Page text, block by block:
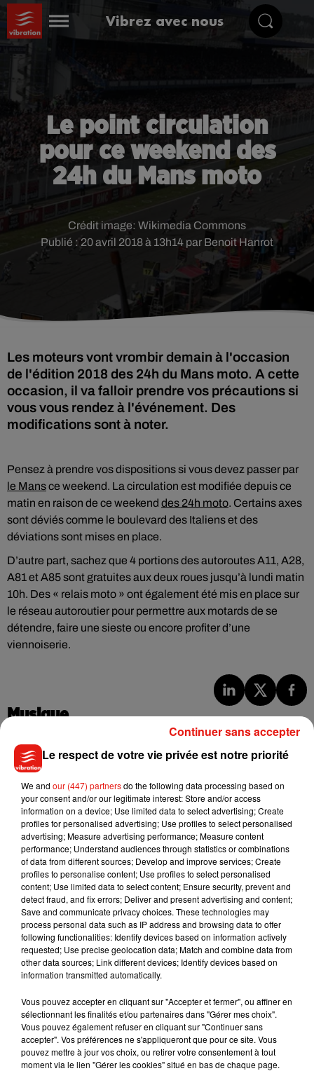
Vibrez avec nous
Le point circulation
pour ce weekend des
24h du Mans moto
Publié : 20 avril 2018 à 13h14 par Benoit Hanrot
Crédit image: Wikimedia Commons
Les moteurs vont vrombir demain à l'occasion
de l'édition 2018 des 24h du Mans moto. A cette
occasion, il va falloir prendre vos précautions si
vous vous rendez à l'événement. Des
modifications sont à noter.
Pensez à prendre vos dispositions si vous devez passer par
le Mansce weekend. La circulation est modifiée depuis ce
matin en raison de ce weekend des 24h moto. Certains axes
sont déviés comme le boulevard des Italiens et des
déviations sont mises en place.
D’autre part, sachez que 4 portions des autoroutes A11, A28,
A81 et A85 sont gratuites aux deux roues jusqu’à lundi matin
10h. Des « relais moto » ont également été mis en place sur
le réseau autoroutier pour permettre aux motards de se
détendre, faire une sieste ou encore profiter d’une
viennoiserie.
Musique
7 août 2026
Julien Lieb s’essaye à la vie de chatelain
7 août 2026
Madonna sort enfin le remix de « Love
Sensation » avec Kylie Minogue
7 août 2026
Tayc et Didi B dévoilent le single le plus
dansant de l’année
7 août 2026
Angèle et Amélie Lens dévoilent leur
collaboration tant attendue
Le respect de votre vie privée est notre priorité
We and our (447) partnersdo the following data processing based on
your consent and/or our legitimate interest: Store and/or access
information on a device; Use limited data to select advertising; Create
profiles for personalised advertising; Use profiles to select personalised
advertising; Measure advertising performance; Measure content
performance; Understand audiences through statistics or combinations
of data from different sources; Develop and improve services; Create
profiles to personalise content; Use profiles to select personalised
content; Use limited data to select content; Ensure security, prevent and
detect fraud, and fix errors; Deliver and present advertising and content;
Save and communicate privacy choices. These technologies may
process personal data such as IP address and browsing data to offer
following functionalities: Identify devices based on information actively
requested; Use precise geolocation data; Match and combine data from
other data sources; Link different devices; Identify devices based on
information transmitted automatically.
Vous pouvez accepter en cliquant sur "Accepter et fermer", ou affiner en
sélectionnant les finalités et/ou partenaires dans "Gérer mes choix".
Vous pouvez également refuser en cliquant sur "Continuer sans
accepter". Vos préférences ne s'appliqueront que pour ce site. Vous
pouvez mettre à jour vos choix, ou retirer votre consentement à tout
moment via le lien "Gérer les cookies" situé en bas de chaque page.
Continuer sans accepter